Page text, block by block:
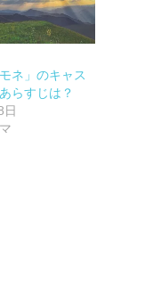
ネ」のキャス
らすじは？